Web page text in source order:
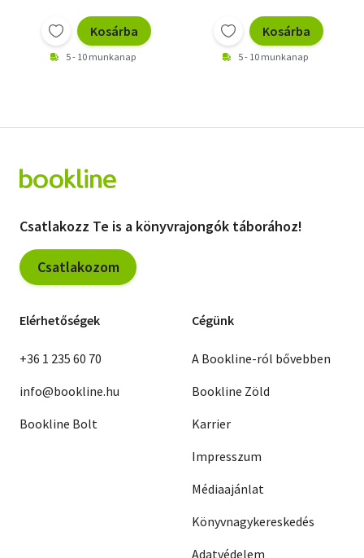
Kosárba
5 - 10 munkanap
Kosárba
5 - 10 munkanap
Csatlakozz Te is a könyvrajongók táborához!
Csatlakozom
Elérhetőségek
+36 1 235 60 70
info@bookline.hu
Bookline Bolt
Cégünk
A Bookline-ról bővebben
Bookline Zöld
Karrier
Impresszum
Médiaajánlat
Könyvnagykereskedés
Adatvédelem